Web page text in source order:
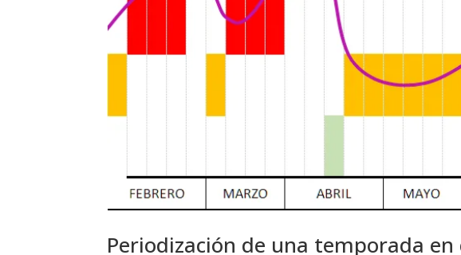
Periodización de una temporada